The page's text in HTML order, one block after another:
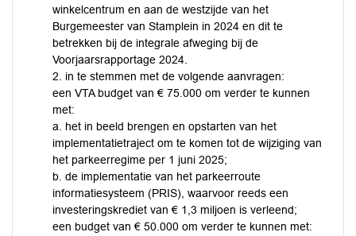
winkelcentrum en aan de westzijde van het
Burgemeester van Stamplein in 2024 en dit te
betrekken bij de integrale afweging bij de
Voorjaarsrapportage 2024.
2. in te stemmen met de volgende aanvragen:
een VTA budget van € 75.000 om verder te kunnen
met:
a. het in beeld brengen en opstarten van het
implementatietraject om te komen tot de wijziging van
het parkeerregime per 1 juni 2025;
b. de implementatie van het parkeerroute
informatiesysteem (PRIS), waarvoor reeds een
investeringskrediet van € 1,3 miljoen is verleend;
een budget van € 50.000 om verder te kunnen met: